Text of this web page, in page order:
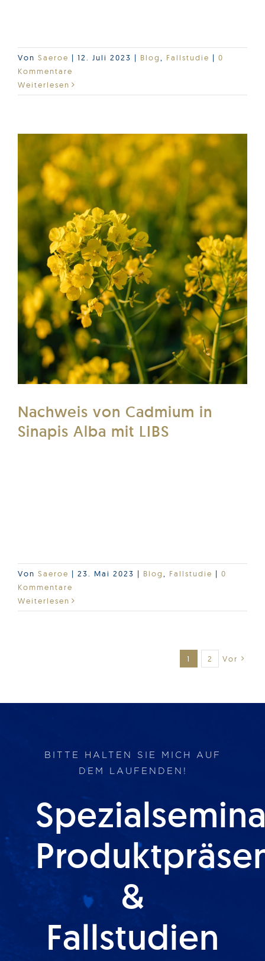
Von Saeroe | 12. Juli 2023 | Blog Fallstudie | 0
Kommentare
Weiterlesen
Nachweis von Cadmium in
Sinapis Alba mit LIBS
Von Saeroe | 23. Mai 2023 | Blog Fallstudie | 0
Kommentare
Weiterlesen
1 2 Vor
BITTE HALTEN SIE MICH AUF
DEM LAUFENDEN!
&
Fallstudien